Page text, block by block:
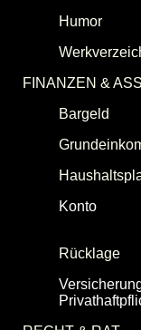
Humor
FINANZEN &
Bargeld
Konto
Rücklage